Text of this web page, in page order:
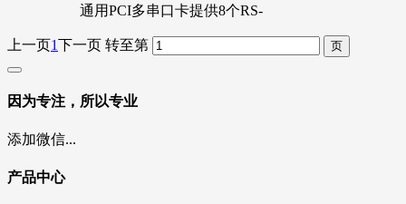
通用PCI多串口卡提供8个RS-
上一页1下一页 转至第
因为专注，所以专业
添加微信...
产品中心